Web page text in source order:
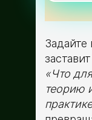
«Что
теорию